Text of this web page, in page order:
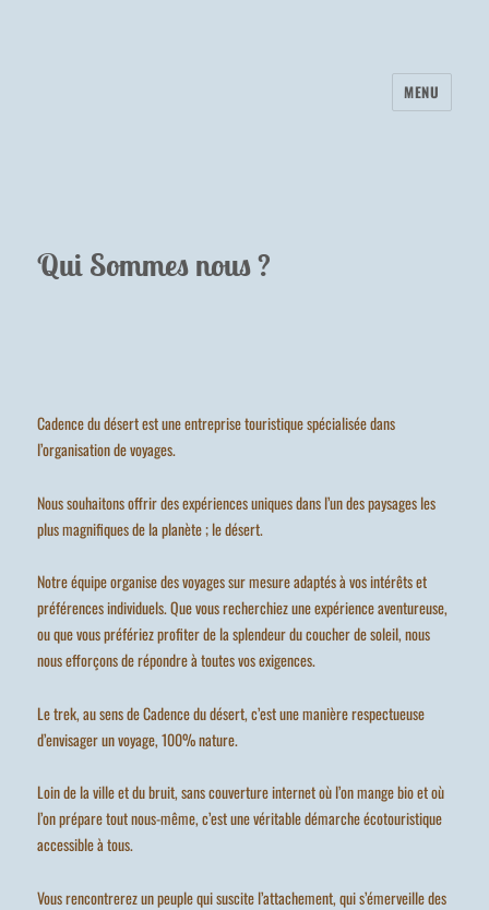
MENU
Qui Sommes nous ?
Cadence du désert est une entreprise touristique spécialisée dans
l’organisation de voyages.
Nous souhaitons offrir des expériences uniques dans l’un des paysages les
plus magnifiques de la planète ; le désert.
Notre équipe organise des voyages sur mesure adaptés à vos intérêts et
préférences individuels. Que vous recherchiez une expérience aventureuse,
ou que vous préfériez profiter de la splendeur du coucher de soleil, nous
nous efforçons de répondre à toutes vos exigences.
Le trek, au sens de Cadence du désert, c’est une manière respectueuse
d’envisager un voyage, 100% nature.
Loin de la ville et du bruit, sans couverture internet où l’on mange bio et où
l’on prépare tout nous-même, c’est une véritable démarche écotouristique
accessible à tous.
Vous rencontrerez un peuple qui suscite l’attachement, qui s’émerveille des